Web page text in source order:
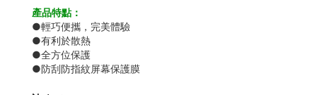
產品特點：
●輕巧便攜，完美體驗
●有利於散熱
●全方位保護
●防刮防指紋屏幕保護膜